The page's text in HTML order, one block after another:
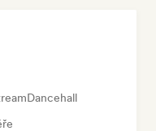
Dancehall